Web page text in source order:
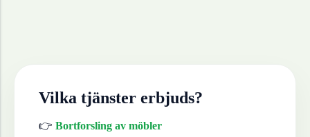
Vilka tjänster erbjuds?
👉 Bortforsling av möbler